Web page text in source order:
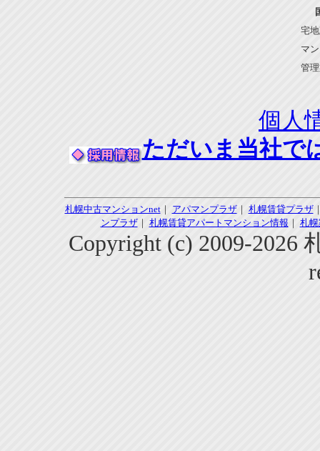
宅
マ
管
個人
ただいま当社で
札幌中古マンションnet｜ アパマンプラザ｜ 札幌賃貸プラザ
ンプラザ｜ 札幌賃貸アパートマンション情報 ｜ 札
Copyright (c) 2009-2026